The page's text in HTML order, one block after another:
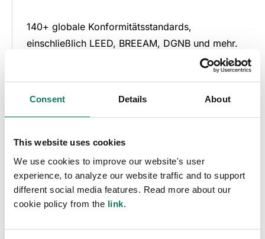
Consent Details About
This website uses cookies
We use cookies to improve our website's user
experience, to analyze our website traffic and to support
different social media features. Read more about our
cookie policy from the link.
140+ globale Konformitätsstandards,
einschließlich LEED, BREEAM, DGNB und mehr.
anspruchsvollsten Anforderungen an die globale
Weltweite Kundenbetreuung durch zertifizierte
LCA-Experten für Design und Konstruktion.